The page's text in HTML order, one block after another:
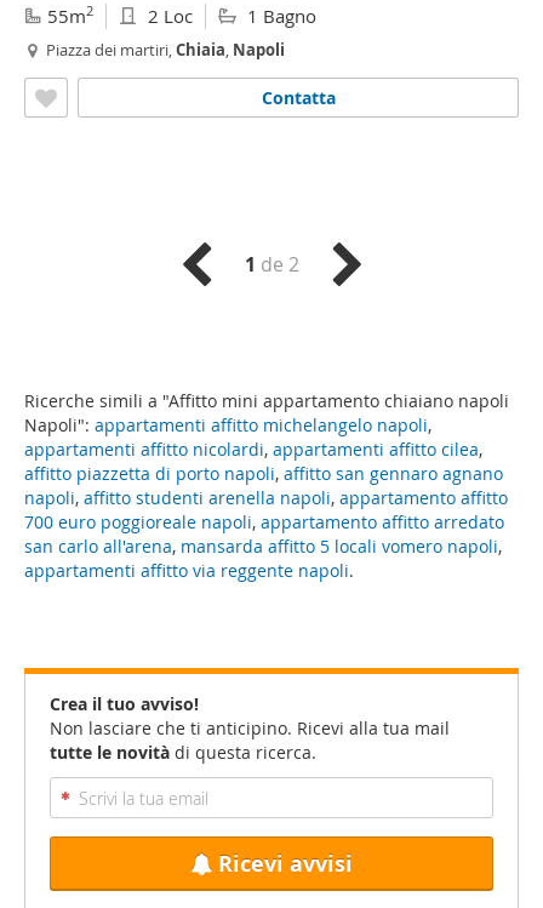
Ricerche simili a "Affitto mini appartamento chiaiano napoli
Napoli": appartamenti affitto michelangelo napoli,
appartamenti affitto nicolardi, appartamenti affitto cilea,
affitto piazzetta di porto napoli, affitto san gennaro agnano
napoli, affitto studenti arenella napoli, appartamento affitto
700 euro poggioreale napoli, appartamento affitto arredato
san carlo all'arena, mansarda affitto 5 locali vomero napoli,
appartamenti affitto via reggente napoli.
55m2 2 Loc 1 Bagno
Piazza dei martiri,Chiaia, Napoli
Contatta
1 de 2
Crea il tuo avviso!
Non lasciare che ti anticipino. Ricevi alla tua mail
tutte le novità di questa ricerca.
Ricevi avvisi